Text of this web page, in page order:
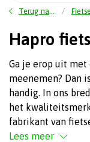
Terug naar home
Hapro
Ga je erop uit
meenemen? Dan
handig. In ons
het
fabrikant van
Lees meer